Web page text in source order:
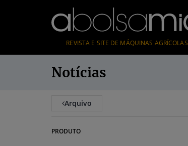
REVISTA E SITE DE MÁQUINAS AGRÍCOLAS
Notícias
Arquivo
PRODUTO